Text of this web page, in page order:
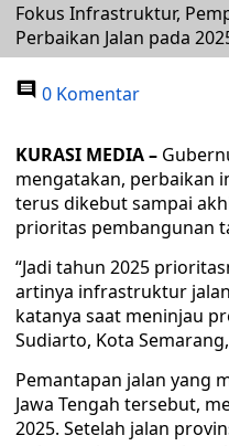
Fokus Infrastruktur,
Perbaikan Jalan pada
0 Komentar
KURASI MEDIA –
mengatakan, perbaikan
terus dikebut sampai
prioritas pembangunan
“Jadi tahun 2025
artinya infrastruktur
katanya saat meninjau
Sudiarto, Kota
Pemantapan jalan yang
Jawa Tengah tersebut,
2025. Setelah jalan